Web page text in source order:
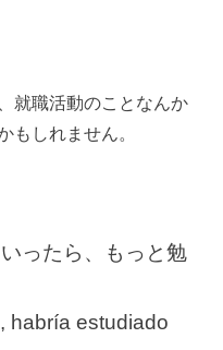
就職活動のことなんか
もしれません。
ったら、もっと勉
habría estudiado